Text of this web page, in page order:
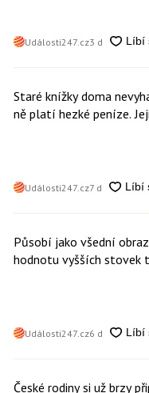
Události247.cz3 d
Staré knížky doma
ně platí hezké peníze.
Události247.cz7 d
Působí jako všední
hodnotu vyšších stovek
Události247.cz6 d
České rodiny si už brzy